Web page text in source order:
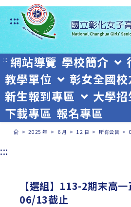
跳
轉
至
主
要
內
容
:::
::: 網站導覽 學校簡介
教學單位
彰女全國
新生報到專區
大學
下載專區 報名專區
> 2025 年 > 6 月 > 12 日 > 所有公告 >
:::
【選組】113-2期末高
06/13截止